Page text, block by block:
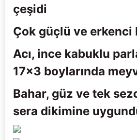
çeşidi
Çok güçlü ve erkenci
Acı, ince kabuklu
17x3 boylarında
Bahar, güz ve tek
sera dikimine